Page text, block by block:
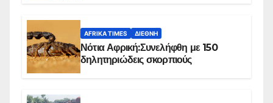
AFRIKA TIMES ΔΙΕΘΝΉ
Νότια Αφρική:Συνελήφθη με 150
δηλητηριώδεις σκορπιούς